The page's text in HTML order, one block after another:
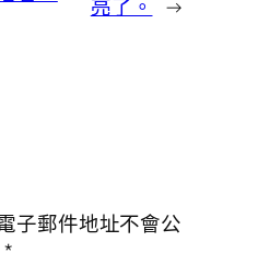
亮了。
→
子郵件地址不會公
*